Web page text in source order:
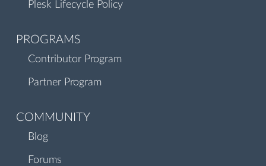
Plesk Lifecycle Policy
PROGRAMS
Contributor Program
Partner Program
COMMUNITY
Blog
Forums